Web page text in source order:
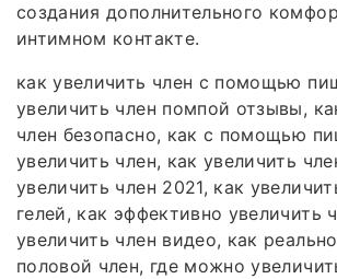
создания дополнительного
интимном контакте.
как увеличить член с помощью
увеличить член помпой отзывы,
член безопасно, как с помощью
увеличить член, как увеличить
увеличить член 2021, как
гелей, как эффективно увеличить
увеличить член видео, как
половой член, где можно